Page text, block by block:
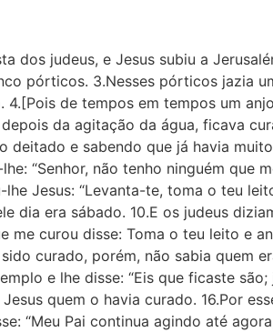
dos judeus, e Jesus subiu a
pórticos. 3.Nesses pórticos jazia
de tempos em tempos um
da agitação da água, ficava
deitado e sabendo que já havia
“Se­nhor, não tenho ninguém
lhe Jesus: “Levanta-te, toma o teu
dia era sábado. 10.E os judeus
me curou disse: Toma o teu leito e
curado, porém, não sabia quem
e lhe disse: “Eis que ficaste
quem o havia curado. 16.Por
“Meu Pai continua agindo até